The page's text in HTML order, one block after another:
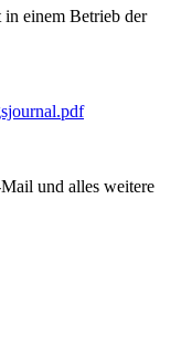
einem Betrieb der
und alles weitere